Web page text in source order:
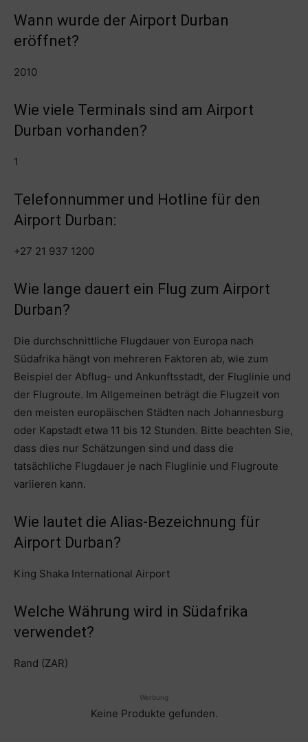
Wann wurde der Airport Durban
eröffnet?
2010
Wie viele Terminals sind am Airport
Durban vorhanden?
1
Telefonnummer und Hotline für den
Airport Durban:
+27 21 937 1200
Wie lange dauert ein Flug zum Airport
Durban?
Die durchschnittliche Flugdauer von Europa nach
Südafrika hängt von mehreren Faktoren ab, wie zum
Beispiel der Abflug- und Ankunftsstadt, der Fluglinie und
der Flugroute. Im Allgemeinen beträgt die Flugzeit von
den meisten europäischen Städten nach Johannesburg
oder Kapstadt etwa 11 bis 12 Stunden. Bitte beachten Sie,
dass dies nur Schätzungen sind und dass die
tatsächliche Flugdauer je nach Fluglinie und Flugroute
variieren kann.
Wie lautet die Alias-Bezeichnung für
Airport Durban?
King Shaka International Airport
Welche Währung wird in Südafrika
verwendet?
Rand (ZAR)
Werbung
Keine Produkte gefunden.